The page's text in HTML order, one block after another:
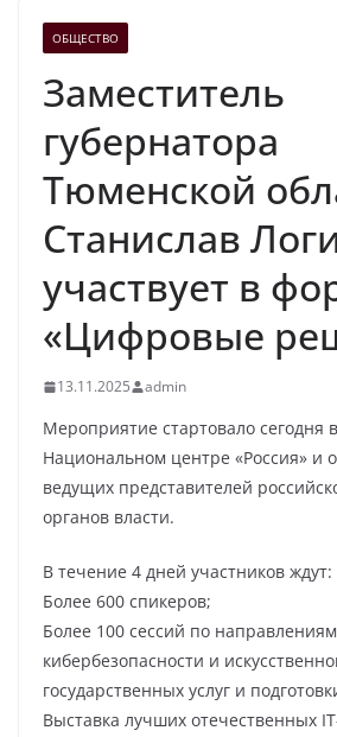
ОБЩЕСТВО
Заместитель
губернатора
Тюменской
Станислав
участвует в
«Цифровые
13.11.2025 admin
Мероприятие стартовало сегодня
Национальном центре «Россия» и
ведущих представителей
органов власти.
В течение 4 дней участников ждут:
Более 600 спикеров;
Более 100 сессий по
кибербезопасности и
государственных услуг и
Выставка лучших отечественных